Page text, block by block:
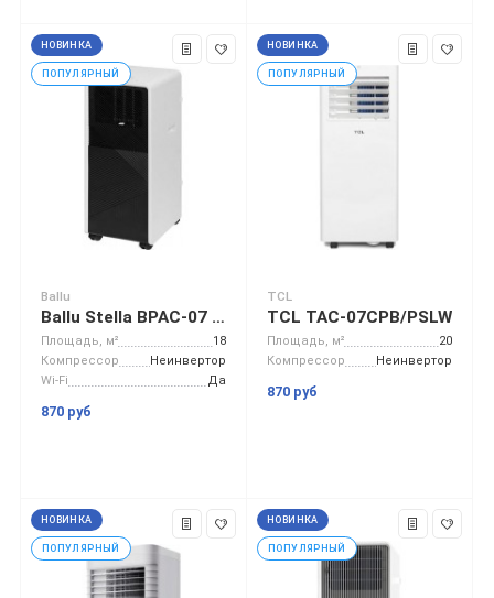
НОВИНКА
ПОПУЛЯРНЫЙ
Ballu
Ballu Stella BPAC-07 EG/N6
Площадь, м²
18
Компрессор
Неинвертор
Wi-Fi
Да
870 руб
НОВИНКА
ПОПУЛЯРНЫЙ
TCL
TCL TAC-07CPB/PSLW
Площадь, м²
20
Компрессор
Неинвертор
870 руб
НОВИНКА
ПОПУЛЯРНЫЙ
НОВИНКА
ПОПУЛЯРНЫЙ